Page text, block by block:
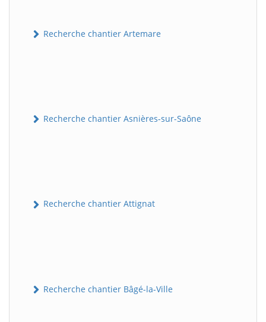
Recherche chantier Artemare
Recherche chantier Asnières-sur-Saône
Recherche chantier Attignat
Recherche chantier Bâgé-la-Ville